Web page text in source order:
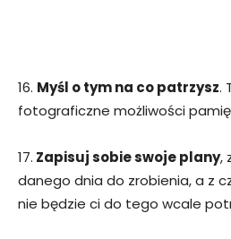
16. Myśl o tym na co patrzysz.
fotograficzne możliwości
17. Zapisuj sobie swoje plany,
danego dnia do zrobienia, a z
nie będzie ci do tego wcale